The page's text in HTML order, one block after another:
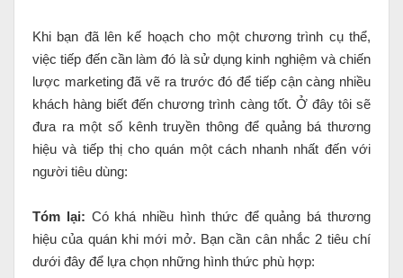
Khi bạn đã lên kế hoạch cho một chương trình cụ thể,
việc tiếp đến cần làm đó là sử dụng kinh nghiệm và chiến
lược marketing đã vẽ ra trước đó để tiếp cận càng nhiều
khách hàng biết đến chương trình càng tốt. Ở đây tôi sẽ
đưa ra một số kênh truyền thông để quảng bá thương
hiệu và tiếp thị cho quán một cách nhanh nhất đến với
người tiêu dùng:
Tóm lại: Có khá nhiều hình thức để quảng bá thương
hiệu của quán khi mới mở. Bạn cần cân nhắc 2 tiêu chí
dưới đây để lựa chọn những hình thức phù hợp: